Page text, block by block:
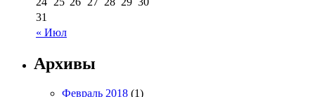
« Июл
31
Архивы
Февраль 2018 (1)